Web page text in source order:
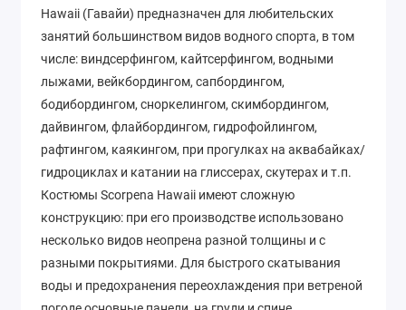
Hawaii (Гавайи) предназначен для любительских
занятий большинством видов водного спорта, в том
числе: виндсерфингом, кайтсерфингом, водными
лыжами, вейкбордингом, сапбордингом,
бодибордингом, сноркелингом, скимбордингом,
дайвингом, флайбордингом, гидрофойлингом,
рафтингом, каякингом, при прогулках на аквабайках/
гидроциклах и катании на глиссерах, скутерах и т.п.
Костюмы Scorpena Hawaii имеют сложную
конструкцию: при его производстве использовано
несколько видов неопрена разной толщины и с
разными покрытиями. Для быстрого скатывания
воды и предохранения переохлаждения при ветреной